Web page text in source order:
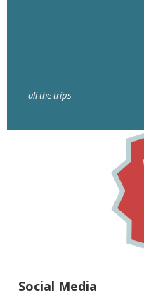
all the trips
Social Media